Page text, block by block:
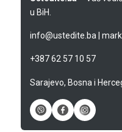
u BiH.
info@ustedite.ba
+387 62 57 10 57
Sarajevo, Bosna i